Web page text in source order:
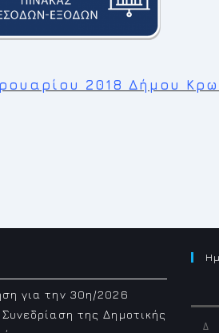
2018 Δήμου
για την 30η/2026
Συνεδρίαση της Δημοτικής
Δ